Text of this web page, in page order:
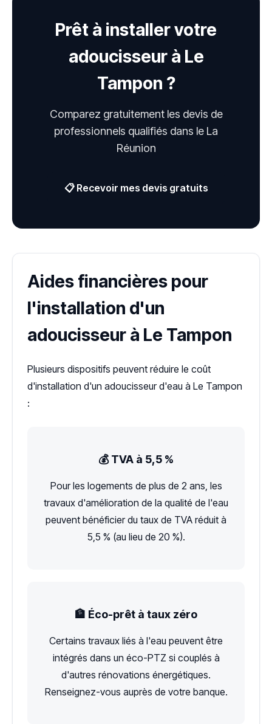
Prêt à installer votre
adoucisseur à Le
Tampon ?
Comparez gratuitement les devis de
professionnels qualifiés dans le La
Réunion
📋 Recevoir mes devis gratuits
Aides financières pour
l'installation d'un
adoucisseur à Le Tampon
Plusieurs dispositifs peuvent réduire le coût
d'installation d'un adoucisseur d'eau à Le Tampon
:
💰 TVA à 5,5 %
Pour les logements de plus de 2 ans, les
travaux d'amélioration de la qualité de l'eau
peuvent bénéficier du taux de TVA réduit à
5,5 % (au lieu de 20 %).
🏦 Éco-prêt à taux zéro
Certains travaux liés à l'eau peuvent être
intégrés dans un éco-PTZ si couplés à
d'autres rénovations énergétiques.
Renseignez-vous auprès de votre banque.